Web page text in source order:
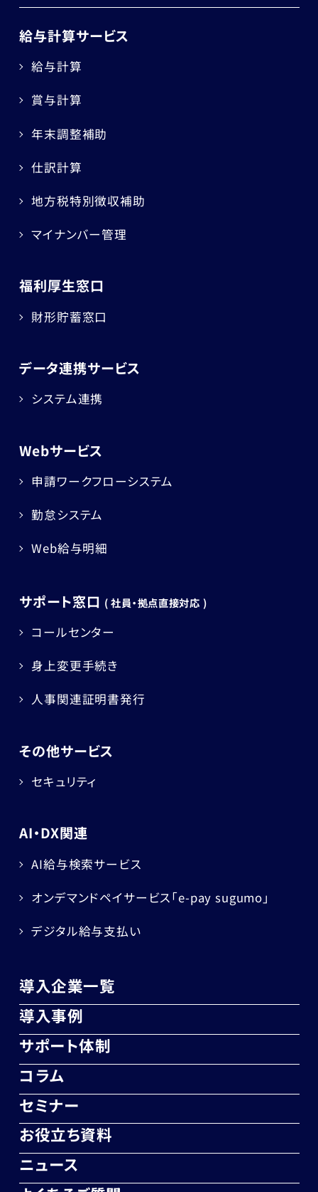
給与計算サービス
給与計算
賞与計算
年末調整補助
仕訳計算
地方税特別徴収補助
マイナンバー管理
福利厚生窓口
財形貯蓄窓口
データ連携サービス
システム連携
Webサービス
申請ワークフローシステム
勤怠システム
Web給与明細
サポート窓口 ( 社員・拠点直接対応 )
コールセンター
身上変更手続き
人事関連証明書発行
その他サービス
セキュリティ
AI・DX関連
AI給与検索サービス
オンデマンドペイサービス「e-pay sugumo」
デジタル給与支払い
導入企業一覧
導入事例
サポート体制
コラム
セミナー
お役立ち資料
ニュース